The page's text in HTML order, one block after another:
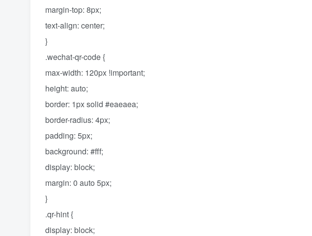
margin-top: 8px;
text-align: center;
}
.wechat-qr-code {
max-width: 120px !important;
height: auto;
border: 1px solid #eaeaea;
border-radius: 4px;
padding: 5px;
background: #fff;
display: block;
margin: 0 auto 5px;
}
.qr-hint {
display: block;